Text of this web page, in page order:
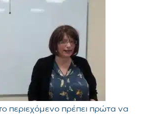
περιεχόμενο πρέπει πρώτα να